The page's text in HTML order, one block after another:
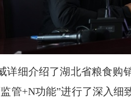
详细介绍了湖北省粮食购
管+N功能”进行了深入